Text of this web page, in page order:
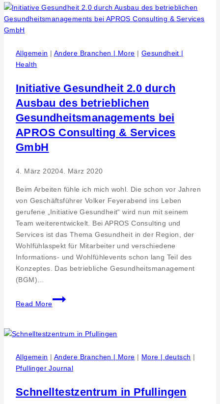
Allgemein | Andere Branchen | More | Gesundheit |
Health
Initiative Gesundheit 2.0 durch
Ausbau des betrieblichen
Gesundheitsmanagements bei
APROS Consulting & Services
GmbH
4. März 20204. März 2020
Beim Arbeiten fühle ich mich wohl. Die schon vor Jahren
von Geschäftsführer Volker Feyerabend ins Leben
gerufene „Initiative Gesundheit“ wird nun mit seinem
Team weiterentwickelt. Bei APROS Consulting und
Services ist das Thema Gesundheit in der Region, der
Wohlfühlaspekt für Mitarbeiter und verschiedene
Informations- und Wohlfühlevents schon lang Teil des
Konzeptes. Das betriebliche Gesundheitsmanagement
(BGM)…
Read More
Initiative
Gesundheit
durch
des
betrieblichen
bei
APROS
Allgemein | Andere Branchen | More | More | deutsch |
Pfullinger Journal
Schnelltestzentrum in Pfullingen